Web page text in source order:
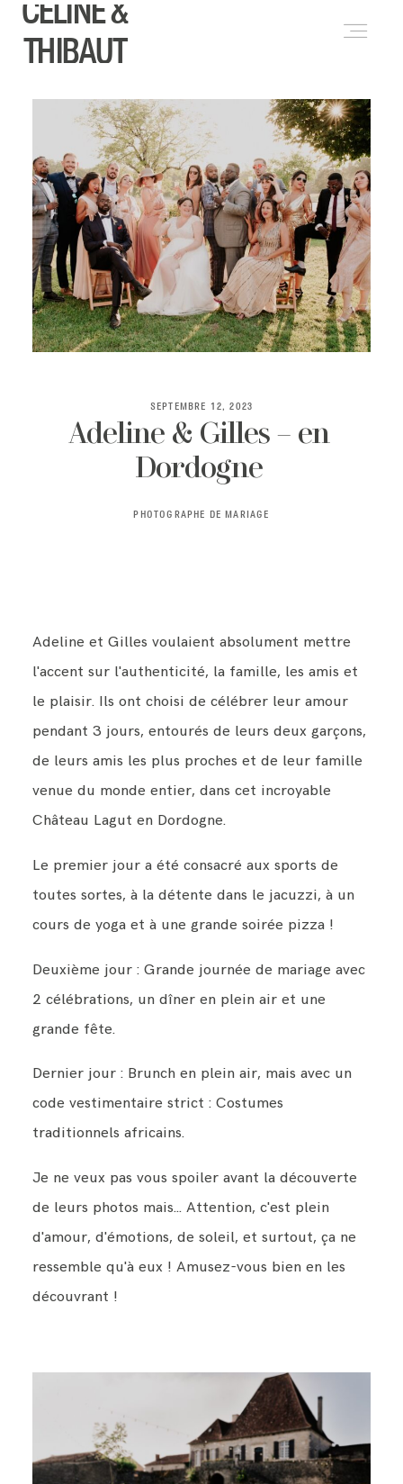
CELINE &
THIBAUT
SEPTEMBRE 12, 2023
Adeline & Gilles – en
Dordogne
PHOTOGRAPHE DE MARIAGE
Adeline et Gilles voulaient absolument mettre
l'accent sur l'authenticité, la famille, les amis et
le plaisir. Ils ont choisi de célébrer leur amour
pendant 3 jours, entourés de leurs deux garçons,
de leurs amis les plus proches et de leur famille
venue du monde entier, dans cet incroyable
Château Lagut en Dordogne.
Le premier jour a été consacré aux sports de
toutes sortes, à la détente dans le jacuzzi, à un
cours de yoga et à une grande soirée pizza !
Deuxième jour : Grande journée de mariage avec
2 célébrations, un dîner en plein air et une
grande fête.
Dernier jour : Brunch en plein air, mais avec un
code vestimentaire strict : Costumes
traditionnels africains.
Je ne veux pas vous spoiler avant la découverte
de leurs photos mais... Attention, c'est plein
d'amour, d'émotions, de soleil, et surtout, ça ne
ressemble qu'à eux ! Amusez-vous bien en les
découvrant !
PRESTATIONS
A PROPOS
JOURNAL
FORMATIONS
FRANÇAIS
ENGLISH( ANGLAIS